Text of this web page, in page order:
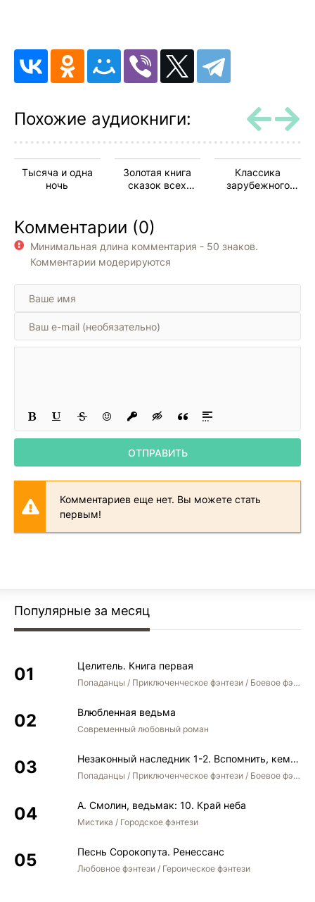
Похожие аудиокниги:
Тысяча и одна
ночь
Золотая книга
сказок всех
Классика
зарубежного
Комментарии (0)
Минимальная длина комментария - 50 знаков.
Комментарии модерируются
ОТПРАВИТЬ
Комментариев еще нет. Вы можете стать
первым!
Популярные за месяц
Целитель. Книга первая
Попаданцы / Приключенческое фэнтези / Боевое фэнтези
Влюбленная ведьма
Современный любовный роман
Незаконный наследник 1-2. Вспомнить, кем был. Стать собой. Остаться собой
Попаданцы / Приключенческое фэнтези / Боевое фэнтези / Юмористическое фэнтези
А. Смолин, ведьмак: 10. Край неба
Мистика / Городское фэнтези
Песнь Сорокопута. Ренессанс
Любовное фэнтези / Героическое фэнтези